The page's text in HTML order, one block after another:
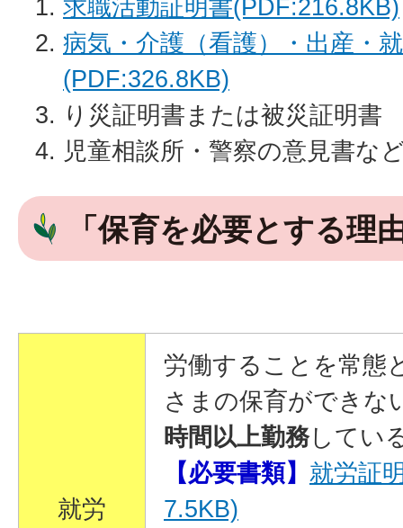
求職活動証明書(PDF:216.8KB)
病気・介護（看護）・出産・
(PDF:326.8KB)
り災証明書または被災証明書
児童相談所・警察の意見書な
「保育を必要とする理
就労
労働することを常態
さまの保育ができな
時間以上勤務してい
【必要書類】 就労証
7.5KB)